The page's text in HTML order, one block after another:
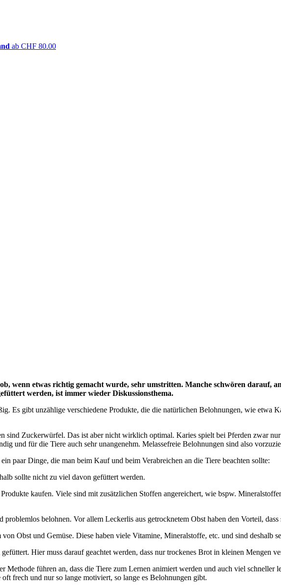
ab CHF 80.00
wenn etwas richtig gemacht wurde, sehr umstritten. Manche schwören darauf,
werden, ist immer wieder Diskussionsthema.
Es gibt unzählige verschiedene Produkte, die die natürlichen Belohnungen, wie etwa
sind Zuckerwürfel. Das ist aber nicht wirklich optimal. Karies spielt bei Pferden zwar
und für die Tiere auch sehr unangenehm. Melassefreie Belohnungen sind also
paar Dinge, die man beim Kauf und beim Verabreichen an die Tiere beachten sollte:
sollte nicht zu viel davon gefüttert werden.
kaufen. Viele sind mit zusätzlichen Stoffen angereichert, wie bspw.
belohnen. Vor allem Leckerlis aus getrocknetem Obst haben den Vorteil,
Obst und Gemüse. Diese haben viele Vitamine, Mineralstoffe, etc. und sind deshalb
Hier muss darauf geachtet werden, dass nur trockenes Brot in kleinen Mengen
Methode führen an, dass die Tiere zum Lernen animiert werden und auch viel schneller
frech und nur so lange motiviert, so lange es Belohnungen gibt.